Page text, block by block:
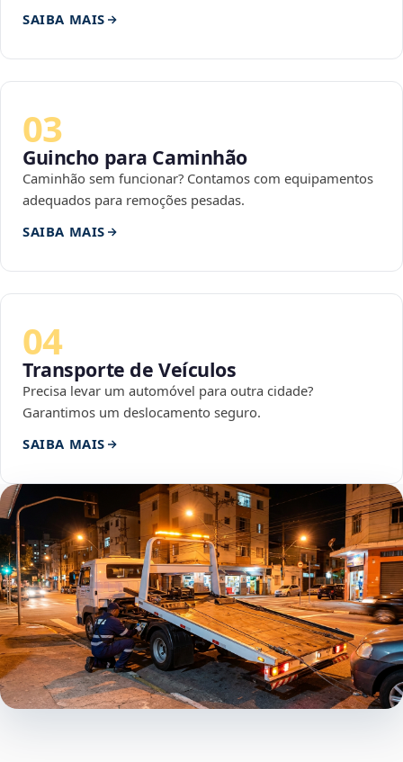
SAIBA MAIS
03
Guincho para Caminhão
Caminhão sem funcionar? Contamos com equipamentos
adequados para remoções pesadas.
SAIBA MAIS
04
Transporte de Veículos
Precisa levar um automóvel para outra cidade?
Garantimos um deslocamento seguro.
SAIBA MAIS